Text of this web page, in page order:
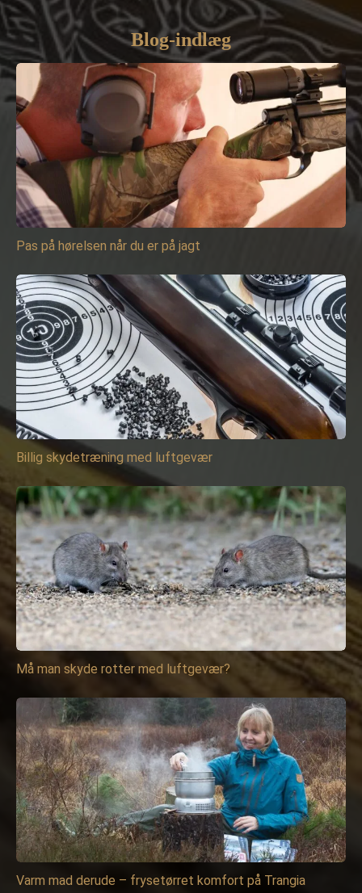
Blog-indlæg
Pas på hørelsen når du er på jagt
Billig skydetræning med luftgevær
Må man skyde rotter med luftgevær?
Varm mad derude – frysetørret komfort på Trangia